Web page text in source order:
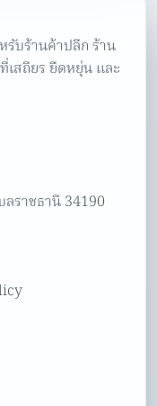
รับร้านค้าปลีก ร้าน
เสถียร ยืดหยุ่น และ
ราชธานี 34190